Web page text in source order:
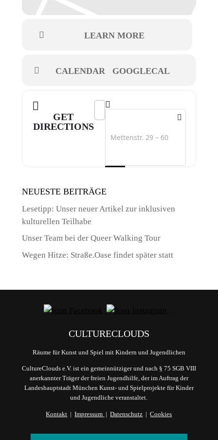
LEARN MORE
CALENDAR GOOGLECAL
GET
DIRECTIONS
Address - Straße. Oase []
Destination Address - Straße.
NEUESTE BEITRÄGE
Lesetipp: Unser neuer Artikel zur inklusiven
kulturellen Teilhabe
Unser Team bei der Queer Walking Tour
Wegen Hitze: Straße.Oase findet später statt
CULTURECLOUDS
Räume für Kunst und Spiel mit Kindern und Jugendlichen
CultureClouds e.V. ist ein gemeinnütziger und nach § 75 SGB VIII
anerkannter Träger der freien Jugendhilfe, der im Auftrag der
Landeshauptstadt München Kunst- und Spielprojekte für Kinder
und Jugendliche veranstaltet.
Kontakt |Impressum |Datenschutz |Cookies